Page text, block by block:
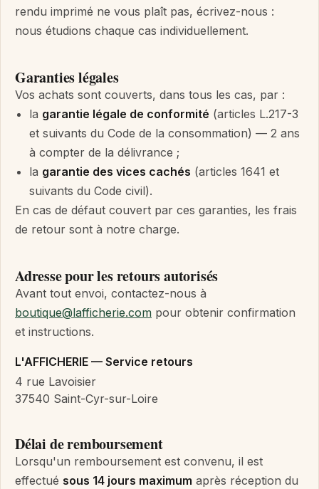
rendu imprimé ne vous plaît pas, écrivez-nous :
nous étudions chaque cas individuellement.
Garanties légales
Vos achats sont couverts, dans tous les cas, par :
la garantie légale de conformité (articles L.217-3
et suivants du Code de la consommation) — 2 ans
à compter de la délivrance ;
la garantie des vices cachés (articles 1641 et
suivants du Code civil).
En cas de défaut couvert par ces garanties, les frais
de retour sont à notre charge.
Adresse pour les retours autorisés
Avant tout envoi, contactez-nous à
boutique@lafficherie.com pour obtenir confirmation
et instructions.
L'AFFICHERIE — Service retours
4 rue Lavoisier
37540 Saint-Cyr-sur-Loire
Délai de remboursement
Lorsqu'un remboursement est convenu, il est
effectué sous 14 jours maximum après réception du